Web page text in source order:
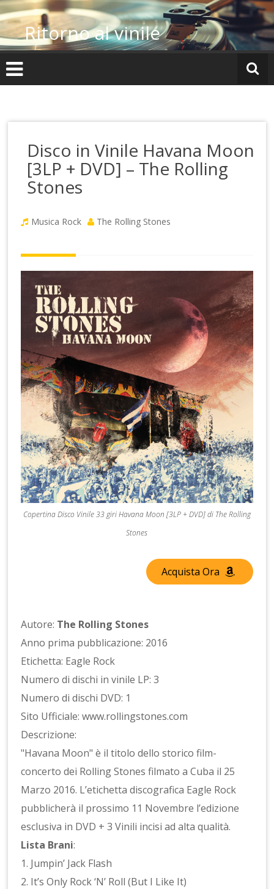
Vai
al
contenutoRitorno al vinile
Disco in Vinile Havana Moon
[3LP + DVD] – The Rolling
Stones
Musica Rock The Rolling Stones
Copertina Disco Vinile 33 giri Havana Moon [3LP + DVD] di The Rolling
Stones
Acquista Ora
Autore: The Rolling Stones
Anno prima pubblicazione: 2016
Etichetta: Eagle Rock
Numero di dischi in vinile LP: 3
Numero di dischi DVD: 1
Sito Ufficiale: www.rollingstones.com
Descrizione:
"Havana Moon" è il titolo dello storico film-
concerto dei Rolling Stones filmato a Cuba il 25
Marzo 2016. L’etichetta discografica Eagle Rock
pubblicherà il prossimo 11 Novembre l’edizione
esclusiva in DVD + 3 Vinili incisi ad alta qualità.
Lista Brani:
1. Jumpin’ Jack Flash
2. It’s Only Rock ‘N’ Roll (But I Like It)